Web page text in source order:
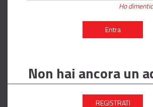
Ho
Entra
Non hai ancora un
REGISTRATI